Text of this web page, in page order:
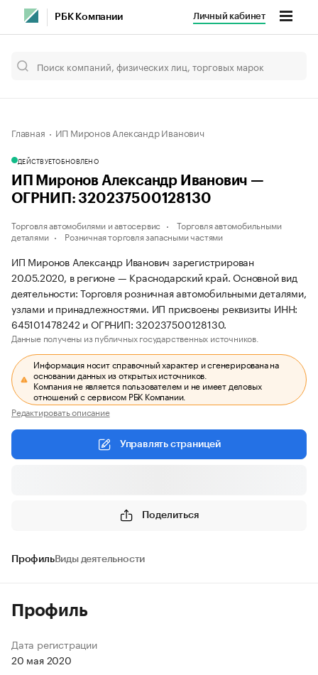
РБК Компании Личный кабинет
Главная ИП Миронов Александр Иванович
ДЕЙСТВУЕТОБНОВЛЕНО
ИП Миронов Александр Иванович —
ОГРНИП: 320237500128130
Торговля автомобилями и автосервис
Торговля автомобильными
деталями
Розничная торговля запасными частями
ИП Миронов Александр Иванович зарегистрирован
20.05.2020, в регионе — Краснодарский край. Основной вид
деятельности: Торговля розничная автомобильными деталями,
узлами и принадлежностями. ИП присвоены реквизиты ИНН:
645101478242 и ОГРНИП: 320237500128130.
Данные получены из публичных государственных источников.
Информация носит справочный характер и сгенерирована на
основании данных из открытых источников.
Компания не является пользователем и не имеет деловых
отношений с сервисом РБК Компании.
Редактировать описание
Управлять страницей
Поделиться
ПрофильВиды деятельности
Профиль
Дата регистрации
20 мая 2020